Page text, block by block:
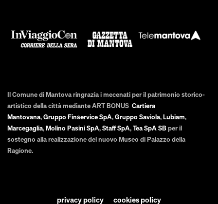
Il Comune di Mantova ringrazia i mecenati per il patrimonio storico-
artistico della città mediante ART BONUS Cartiera
Mantovana,Gruppo Finservice SpA,Gruppo Saviola,Lubiam,
Marcegaglia,Molino Pasini SpA,Staff SpA,Tea SpA SBper il
sostegno alla realizzazione del nuovo Museo di Palazzo della
Ragione.
privacy policy cookies policy